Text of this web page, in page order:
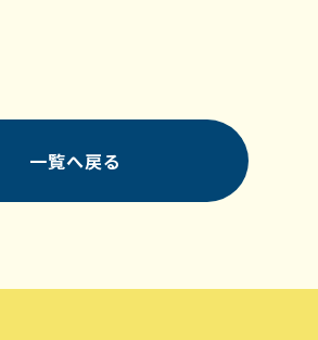
一覧へ戻る